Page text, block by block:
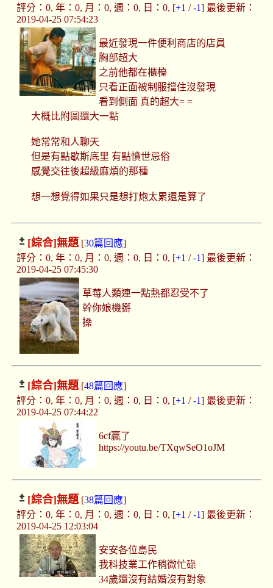
評分：0, 年：0, 月：0, 週：0, 日：0, [+1 /-1] 最後更新：
2019-04-25 07:54:23
最近發現一件便利商店的店員
胸部超大
之前他都在櫃檯
只看正面被制服擋住沒發現
看到側面 真的超大= =
大概比附圖還大一點
她常常和人聊天
但是有點歇斯底里 有點憤世忌俗
感覺交往後超級麻煩的那種
想一想覺得如果只是想打炮太累還是算了
[綜合]無題[30篇回應]
評分：0, 年：0, 月：0, 週：0, 日：0, [+1 /-1] 最後更新：
2019-04-25 07:45:30
草莓人類連一點熱都忍受不了
幹你娘機掰
操
[綜合]無題[48篇回應]
評分：0, 年：0, 月：0, 週：0, 日：0, [+1 /-1] 最後更新：
2019-04-25 07:44:22
6cf贏了
https://youtu.be/TXqwSeO1oJM
[綜合]無題[38篇回應]
評分：0, 年：0, 月：0, 週：0, 日：0, [+1 /-1] 最後更新：
2019-04-25 12:03:04
安安各位島民
我科技業工作稍微忙碌
34歲還沒有結婚沒有對象